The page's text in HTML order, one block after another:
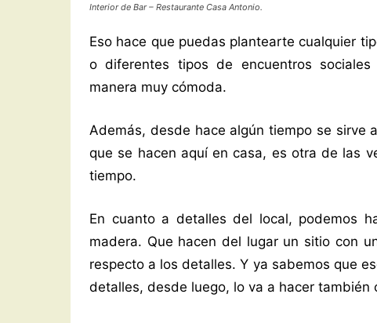
Interior de Bar – Restaurante Casa Antonio.
Eso hace que puedas plantearte cualquier
o diferentes tipos de encuentros
manera muy cómoda.
Además, desde hace algún tiempo se sirve
que se hacen aquí en casa, es otra de las
tiempo.
En cuanto a detalles del local, podemos
madera. Que hacen del lugar un sitio con
respecto a los detalles. Y ya sabemos que
detalles, desde luego, lo va a hacer